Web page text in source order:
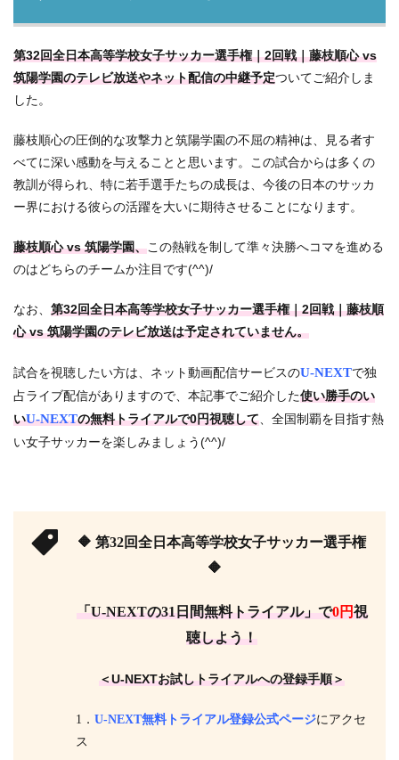
第32回全日本高等学校女子サッカー選手権｜2回戦｜藤枝順心 vs
筑陽学園のテレビ放送やネット配信の中継予定ついてご紹介しま
した。
藤枝順心の圧倒的な攻撃力と筑陽学園の不屈の精神は、見る者す
べてに深い感動を与えることと思います。この試合からは多くの
教訓が得られ、特に若手選手たちの成長は、今後の日本のサッカ
ー界における彼らの活躍を大いに期待させることになります。
藤枝順心 vs 筑陽学園、この熱戦を制して準々決勝へコマを進める
のはどちらのチームか注目です(^^)/
なお、 第32回全日本高等学校女子サッカー選手権｜2回戦｜藤枝順
心 vs 筑陽学園のテレビ放送は予定されていません。
試合を視聴したい方は、ネット動画配信サービスのU-NEXTで独
占ライブ配信がありますので、本記事でご紹介した使い勝手のい
いU-NEXTの無料トライアルで0円視聴して、全国制覇を目指す熱
い女子サッカーを楽しみましょう(^^)/
🔶 第32回全日本高等学校女子サッカー選手権
🔶
「U-NEXTの31日間無料トライアル」で0円視
聴しよう！
＜U-NEXTお試しトライアルへの登録手順＞
1． U-NEXT無料トライアル登録公式ページにアクセ
ス